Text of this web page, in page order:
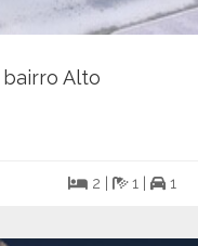
Alto
2 | 1 | 1